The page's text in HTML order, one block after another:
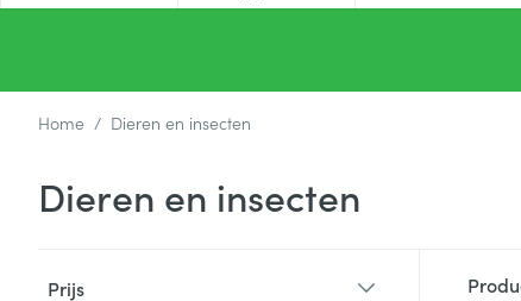
Home / Dieren en insecten
Dieren en insecten
Prijs